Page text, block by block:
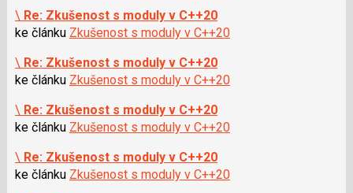
\ Re: Zkušenost s moduly v C++20
ke článku Zkušenost s moduly v C++20
\ Re: Zkušenost s moduly v C++20
ke článku Zkušenost s moduly v C++20
\ Re: Zkušenost s moduly v C++20
ke článku Zkušenost s moduly v C++20
\ Re: Zkušenost s moduly v C++20
ke článku Zkušenost s moduly v C++20